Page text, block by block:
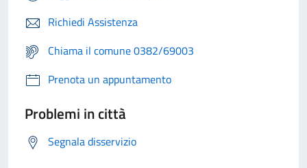
Richiedi Assistenza
Chiama il comune 0382/69003
Prenota un appuntamento
Problemi in città
Segnala disservizio